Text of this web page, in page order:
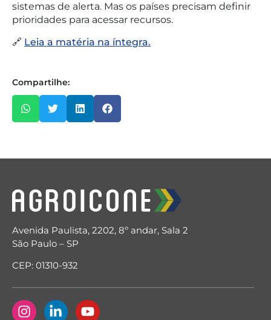
sistemas de alerta. Mas os países precisam definir
prioridades para acessar recursos.
🔗 Leia a matéria na íntegra.
Compartilhe:
Avenida Paulista, 2202, 8º andar, Sala 2
São Paulo – SP
CEP: 01310-932